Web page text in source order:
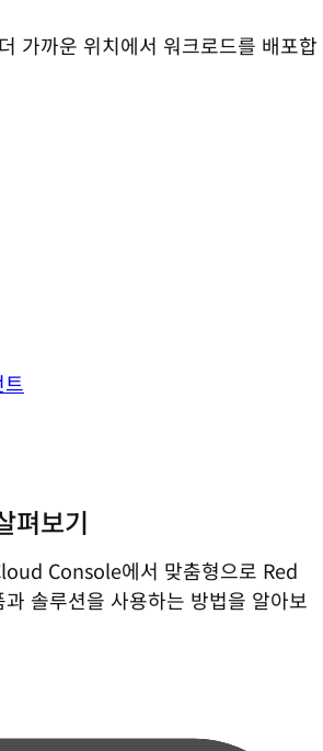
가까운 위치에서 워크로드를 배포합
펴보기
Console에서 맞춤형으로 Red
솔루션을 사용하는 방법을 알아보